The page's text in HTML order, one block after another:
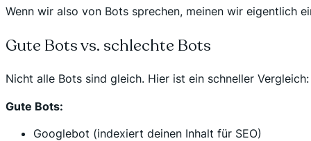
Wenn wir also von Bots sprechen, meinen wir eigentlich
Gute Bots vs. schlechte Bots
Nicht alle Bots sind gleich. Hier ist ein schneller Vergleich:
Gute Bots:
Googlebot (indexiert deinen Inhalt für SEO)